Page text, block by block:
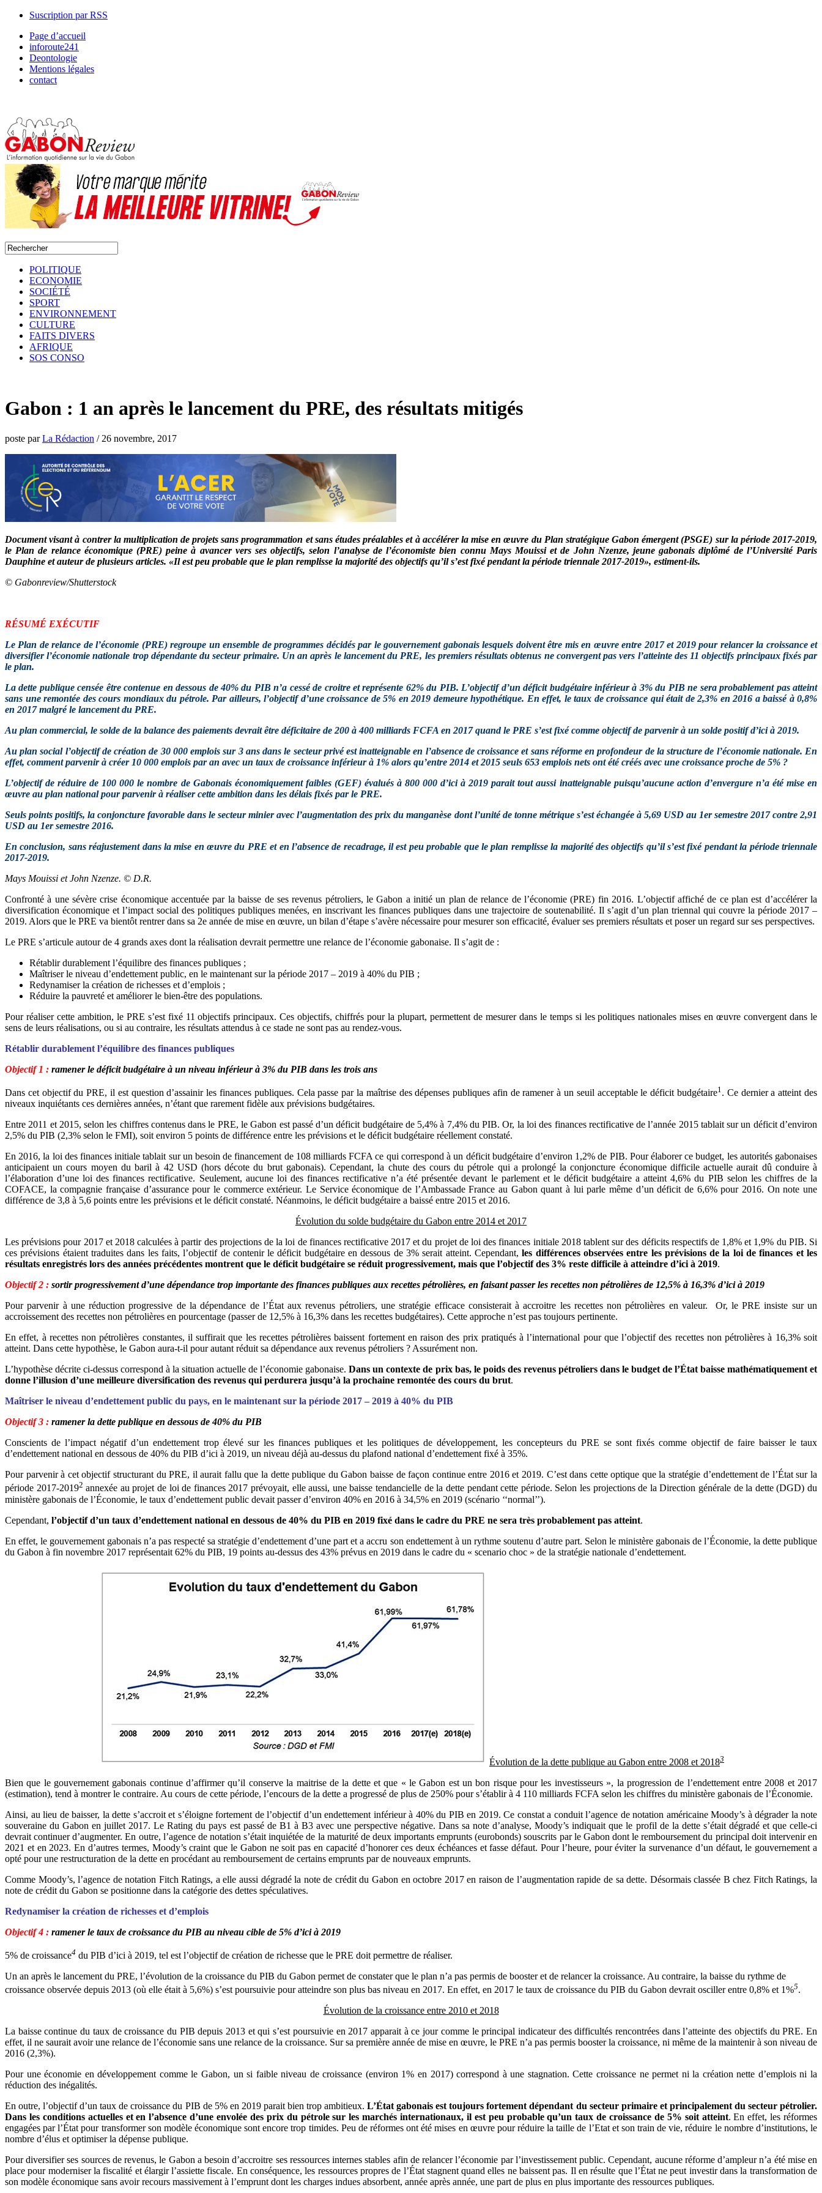
Suscription par RSS
Page d’accueil
inforoute241
Deontologie
Mentions légales
contact
POLITIQUE
ECONOMIE
SOCIÉTÉ
SPORT
ENVIRONNEMENT
CULTURE
FAITS DIVERS
AFRIQUE
SOS CONSO
Gabon : 1 an après le lancement du PRE, des résultats mitigés
poste parLa Rédaction / 26 novembre, 2017
Document visant à contrer la multiplication de projets sans programmation et sans études préalables et à accélérer la mise en œuvre du Plan stratégique Gabon émergent (PSGE) sur la période 2017-2019,
le Plan de relance économique (PRE) peine à avancer vers ses objectifs, selon l’analyse de l’économiste bien connu Mays Mouissi et de John Nzenze, jeune gabonais diplômé de l’Université Paris
Dauphine et auteur de plusieurs articles. «Il est peu probable que le plan remplisse la majorité des objectifs qu’il s’est fixé pendant la période triennale 2017-2019», estiment-ils.
© Gabonreview/Shutterstock
RÉSUMÉ EXÉCUTIF
Le Plan de relance de l’économie (PRE) regroupe un ensemble de programmes décidés par le gouvernement gabonais lesquels doivent être mis en œuvre entre 2017 et 2019 pour relancer la croissance et
diversifier l’économie nationale trop dépendante du secteur primaire. Un an après le lancement du PRE, les premiers résultats obtenus ne convergent pas vers l’atteinte des 11 objectifs principaux fixés par
le plan.
La dette publique censée être contenue en dessous de 40% du PIB n’a cessé de croitre et représente 62% du PIB. L’objectif d’un déficit budgétaire inférieur à 3% du PIB ne sera probablement pas atteint
sans une remontée des cours mondiaux du pétrole. Par ailleurs, l’objectif d’une croissance de 5% en 2019 demeure hypothétique. En effet, le taux de croissance qui était de 2,3% en 2016 a baissé à 0,8%
en 2017 malgré le lancement du PRE.
Au plan commercial, le solde de la balance des paiements devrait être déficitaire de 200 à 400 milliards FCFA en 2017 quand le PRE s’est fixé comme objectif de parvenir à un solde positif d’ici à 2019.
Au plan social l’objectif de création de 30 000 emplois sur 3 ans dans le secteur privé est inatteignable en l’absence de croissance et sans réforme en profondeur de la structure de l’économie nationale. En
effet, comment parvenir à créer 10 000 emplois par an avec un taux de croissance inférieur à 1% alors qu’entre 2014 et 2015 seuls 653 emplois nets ont été créés avec une croissance proche de 5% ?
L’objectif de réduire de 100 000 le nombre de Gabonais économiquement faibles (GEF) évalués à 800 000 d’ici à 2019 parait tout aussi inatteignable puisqu’aucune action d’envergure n’a été mise en
œuvre au plan national pour parvenir à réaliser cette ambition dans les délais fixés par le PRE.
Seuls points positifs, la conjoncture favorable dans le secteur minier avec l’augmentation des prix du manganèse dont l’unité de tonne métrique s’est échangée à 5,69 USD au 1er semestre 2017 contre 2,91
USD au 1er semestre 2016.
En conclusion, sans réajustement dans la mise en œuvre du PRE et en l’absence de recadrage, il est peu probable que le plan remplisse la majorité des objectifs qu’il s’est fixé pendant la période triennale
2017-2019.
Mays Mouissi et John Nzenze. © D.R.
Confronté à une sévère crise économique accentuée par la baisse de ses revenus pétroliers, le Gabon a initié un plan de relance de l’économie (PRE) fin 2016. L’objectif affiché de ce plan est d’accélérer la
diversification économique et l’impact social des politiques publiques menées, en inscrivant les finances publiques dans une trajectoire de soutenabilité. Il s’agit d’un plan triennal qui couvre la période 2017 –
2019. Alors que le PRE va bientôt rentrer dans sa 2e année de mise en œuvre, un bilan d’étape s’avère nécessaire pour mesurer son efficacité, évaluer ses premiers résultats et poser un regard sur ses perspectives.
Le PRE s’articule autour de 4 grands axes dont la réalisation devrait permettre une relance de l’économie gabonaise. Il s’agit de :
Rétablir durablement l’équilibre des finances publiques ;
Maîtriser le niveau d’endettement public, en le maintenant sur la période 2017 – 2019 à 40% du PIB ;
Redynamiser la création de richesses et d’emplois ;
Réduire la pauvreté et améliorer le bien-être des populations.
Pour réaliser cette ambition, le PRE s’est fixé 11 objectifs principaux. Ces objectifs, chiffrés pour la plupart, permettent de mesurer dans le temps si les politiques nationales mises en œuvre convergent dans le
sens de leurs réalisations, ou si au contraire, les résultats attendus à ce stade ne sont pas au rendez-vous.
Rétablir durablement l’équilibre des finances publiques
Objectif 1 : ramener le déficit budgétaire à un niveau inférieur à 3% du PIB dans les trois ans
Dans cet objectif du PRE, il est question d’assainir les finances publiques. Cela passe par la maîtrise des dépenses publiques afin de ramener à un seuil acceptable le déficit budgétaire1 . Ce dernier a atteint des
niveaux inquiétants ces dernières années, n’étant que rarement fidèle aux prévisions budgétaires.
Entre 2011 et 2015, selon les chiffres contenus dans le PRE, le Gabon est passé d’un déficit budgétaire de 5,4% à 7,4% du PIB. Or, la loi des finances rectificative de l’année 2015 tablait sur un déficit d’environ
2,5% du PIB (2,3% selon le FMI), soit environ 5 points de différence entre les prévisions et le déficit budgétaire réellement constaté.
En 2016, la loi des finances initiale tablait sur un besoin de financement de 108 milliards FCFA ce qui correspond à un déficit budgétaire d’environ 1,2% de PIB. Pour élaborer ce budget, les autorités gabonaises
anticipaient un cours moyen du baril à 42 USD (hors décote du brut gabonais). Cependant, la chute des cours du pétrole qui a prolongé la conjoncture économique difficile actuelle aurait dû conduire à
l’élaboration d’une loi des finances rectificative. Seulement, aucune loi des finances rectificative n’a été présentée devant le parlement et le déficit budgétaire a atteint 4,6% du PIB selon les chiffres de la
COFACE, la compagnie française d’assurance pour le commerce extérieur. Le Service économique de l’Ambassade France au Gabon quant à lui parle même d’un déficit de 6,6% pour 2016. On note une
différence de 3,8 à 5,6 points entre les prévisions et le déficit constaté. Néanmoins, le déficit budgétaire a baissé entre 2015 et 2016.
Évolution du solde budgétaire du Gabon entre 2014 et 2017
Les prévisions pour 2017 et 2018 calculées à partir des projections de la loi de finances rectificative 2017 et du projet de loi des finances initiale 2018 tablent sur des déficits respectifs de 1,8% et 1,9% du PIB. Si
ces prévisions étaient traduites dans les faits, l’objectif de contenir le déficit budgétaire en dessous de 3% serait atteint. Cependant,les différences observées entre les prévisions de la loi de finances et les
résultats enregistrés lors des années précédentes montrent que le déficit budgétaire se réduit progressivement, mais que l’objectif des 3% reste difficile à atteindre d’ici à 2019.
Objectif 2 : sortir progressivement d’une dépendance trop importante des finances publiques aux recettes pétrolières, en faisant passer les recettes non pétrolières de 12,5% à 16,3% d’ici à 2019
Pour parvenir à une réduction progressive de la dépendance de l’État aux revenus pétroliers, une stratégie efficace consisterait à accroitre les recettes non pétrolières en valeur. Or, le PRE insiste sur un
accroissement des recettes non pétrolières en pourcentage (passer de 12,5% à 16,3% dans les recettes budgétaires). Cette approche n’est pas toujours pertinente.
En effet, à recettes non pétrolières constantes, il suffirait que les recettes pétrolières baissent fortement en raison des prix pratiqués à l’international pour que l’objectif des recettes non pétrolières à 16,3% soit
atteint. Dans cette hypothèse, le Gabon aura-t-il pour autant réduit sa dépendance aux revenus pétroliers ? Assurément non.
L’hypothèse décrite ci-dessus correspond à la situation actuelle de l’économie gabonaise.Dans un contexte de prix bas, le poids des revenus pétroliers dans le budget de l’État baisse mathématiquement et
donne l’illusion d’une meilleure diversification des revenus qui perdurera jusqu’à la prochaine remontée des cours du brut.
Maîtriser le niveau d’endettement public du pays, en le maintenant sur la période 2017 – 2019 à 40% du PIB
Objectif 3 : ramener la dette publique en dessous de 40% du PIB
Conscients de l’impact négatif d’un endettement trop élevé sur les finances publiques et les politiques de développement, les concepteurs du PRE se sont fixés comme objectif de faire baisser le taux
d’endettement national en dessous de 40% du PIB d’ici à 2019, un niveau déjà au-dessus du plafond national d’endettement fixé à 35%.
Pour parvenir à cet objectif structurant du PRE, il aurait fallu que la dette publique du Gabon baisse de façon continue entre 2016 et 2019. C’est dans cette optique que la stratégie d’endettement de l’État sur la
période 2017-20192 annexée au projet de loi de finances 2017 prévoyait, elle aussi, une baisse tendancielle de la dette pendant cette période. Selon les projections de la Direction générale de la dette (DGD) du
ministère gabonais de l’Économie, le taux d’endettement public devait passer d’environ 40% en 2016 à 34,5% en 2019 (scénario ‘‘normal’’).
Cependant, l’objectif d’un taux d’endettement national en dessous de 40% du PIB en 2019 fixé dans le cadre du PRE ne sera très probablement pas atteint.
En effet, le gouvernement gabonais n’a pas respecté sa stratégie d’endettement d’une part et a accru son endettement à un rythme soutenu d’autre part. Selon le ministère gabonais de l’Économie, la dette publique
du Gabon à fin novembre 2017 représentait 62% du PIB, 19 points au-dessus des 43% prévus en 2019 dans le cadre du « scenario choc » de la stratégie nationale d’endettement.
Évolution de la dette publique au Gabon entre 2008 et 20183
Bien que le gouvernement gabonais continue d’affirmer qu’il conserve la maitrise de la dette et que « le Gabon est un bon risque pour les investisseurs », la progression de l’endettement entre 2008 et 2017
(estimation), tend à montrer le contraire. Au cours de cette période, l’encours de la dette a progressé de plus de 250% pour s’établir à 4 110 milliards FCFA selon les chiffres du ministère gabonais de l’Économie.
Ainsi, au lieu de baisser, la dette s’accroit et s’éloigne fortement de l’objectif d’un endettement inférieur à 40% du PIB en 2019. Ce constat a conduit l’agence de notation américaine Moody’s à dégrader la note
souveraine du Gabon en juillet 2017. Le Rating du pays est passé de B1 à B3 avec une perspective négative. Dans sa note d’analyse, Moody’s indiquait que le profil de la dette s’était dégradé et que celle-ci
devrait continuer d’augmenter. En outre, l’agence de notation s’était inquiétée de la maturité de deux importants emprunts (eurobonds) souscrits par le Gabon dont le remboursement du principal doit intervenir en
2021 et en 2023. En d’autres termes, Moody’s craint que le Gabon ne soit pas en capacité d’honorer ces deux échéances et fasse défaut. Pour l’heure, pour éviter la survenance d’un défaut, le gouvernement a
opté pour une restructuration de la dette en procédant au remboursement de certains emprunts par de nouveaux emprunts.
Comme Moody’s, l’agence de notation Fitch Ratings, a elle aussi dégradé la note de crédit du Gabon en octobre 2017 en raison de l’augmentation rapide de sa dette. Désormais classée B chez Fitch Ratings, la
note de crédit du Gabon se positionne dans la catégorie des dettes spéculatives.
Redynamiser la création de richesses et d’emplois
Objectif 4 : ramener le taux de croissance du PIB au niveau cible de 5% d’ici à 2019
5% de croissance4 du PIB d’ici à 2019, tel est l’objectif de création de richesse que le PRE doit permettre de réaliser.
Un an après le lancement du PRE, l’évolution de la croissance du PIB du Gabon permet de constater que le plan n’a pas permis de booster et de relancer la croissance. Au contraire, la baisse du rythme de
croissance observée depuis 2013 (où elle était à 5,6%) s’est poursuivie pour atteindre son plus bas niveau en 2017. En effet, en 2017 le taux de croissance du PIB du Gabon devrait osciller entre 0,8% et 1%5.
Évolution de la croissance entre 2010 et 2018
La baisse continue du taux de croissance du PIB depuis 2013 et qui s’est poursuivie en 2017 apparait à ce jour comme le principal indicateur des difficultés rencontrées dans l’atteinte des objectifs du PRE. En
effet, il ne saurait avoir une relance de l’économie sans une relance de la croissance. Sur sa première année de mise en œuvre, le PRE n’a pas permis booster la croissance, ni même de la maintenir à son niveau de
2016 (2,3%).
Pour une économie en développement comme le Gabon, un si faible niveau de croissance (environ 1% en 2017) correspond à une stagnation. Cette croissance ne permet ni la création nette d’emplois ni la
réduction des inégalités.
En outre, l’objectif d’un taux de croissance du PIB de 5% en 2019 parait bien trop ambitieux.L’État gabonais est toujours fortement dépendant du secteur primaire et principalement du secteur pétrolier.
Dans les conditions actuelles et en l’absence d’une envolée des prix du pétrole sur les marchés internationaux, il est peu probable qu’un taux de croissance de 5% soit atteint. En effet, les réformes
engagées par l’État pour transformer son modèle économique sont encore trop timides. Peu de réformes ont été mises en œuvre pour réduire la taille de l’Etat et son train de vie, réduire le nombre d’institutions, le
nombre d’élus et optimiser la dépense publique.
Pour diversifier ses sources de revenus, le Gabon a besoin d’accroitre ses ressources internes stables afin de relancer l’économie par l’investissement public. Cependant, aucune réforme d’ampleur n’a été mise en
place pour moderniser la fiscalité et élargir l’assiette fiscale. En conséquence, les ressources propres de l’État stagnent quand elles ne baissent pas. Il en résulte que l’État ne peut investir dans la transformation de
son modèle économique sans avoir recours massivement à l’emprunt dont les charges indues absorbent, année après année, une part de plus en plus importante des ressources publiques.